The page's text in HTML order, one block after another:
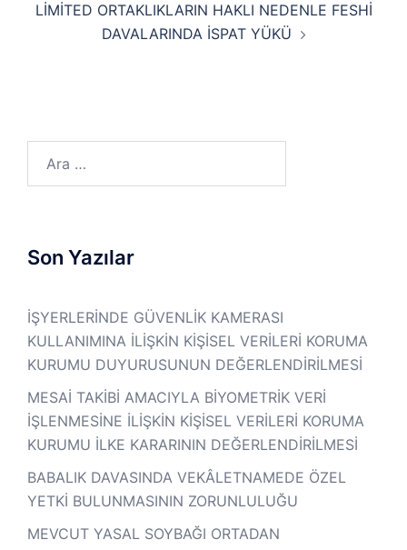
LİMİTED ORTAKLIKLARIN HAKLI NEDENLE FESHİ
DAVALARINDA İSPAT YÜKÜ
Son Yazılar
İŞYERLERİNDE GÜVENLİK KAMERASI
KULLANIMINA İLİŞKİN KİŞİSEL VERİLERİ KORUMA
KURUMU DUYURUSUNUN DEĞERLENDİRİLMESİ
MESAİ TAKİBİ AMACIYLA BİYOMETRİK VERİ
İŞLENMESİNE İLİŞKİN KİŞİSEL VERİLERİ KORUMA
KURUMU İLKE KARARININ DEĞERLENDİRİLMESİ
BABALIK DAVASINDA VEKÂLETNAMEDE ÖZEL
YETKİ BULUNMASININ ZORUNLULUĞU
MEVCUT YASAL SOYBAĞI ORTADAN